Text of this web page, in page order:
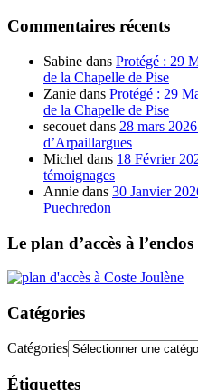
Commentaires récents
Sabine dans Protégé : 29
de la Chapelle de Pise
Zanie dans Protégé : 29
de la Chapelle de Pise
secouet dans 28 mars
d’Arpaillargues
Michel dans 18 Février
témoignages
Annie dans 30 Janvier
Puechredon
Le plan d’accès à
Catégories
Catégories
Étiquettes